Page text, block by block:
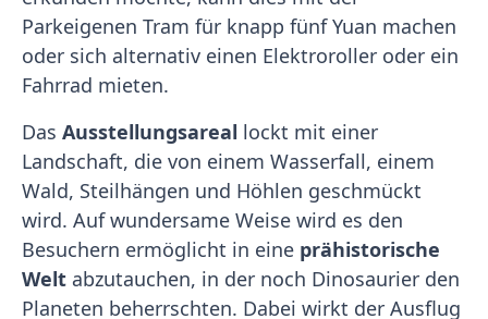
Parkeigenen Tram für knapp fünf Yuan machen
oder sich alternativ einen Elektroroller oder ein
Fahrrad mieten.
Das Ausstellungsareal lockt mit einer
Landschaft, die von einem Wasserfall, einem
Wald, Steilhängen und Höhlen geschmückt
wird. Auf wundersame Weise wird es den
Besuchern ermöglicht in eine prähistorische
Welt abzutauchen, in der noch Dinosaurier den
Planeten beherrschten. Dabei wirkt der Ausflug